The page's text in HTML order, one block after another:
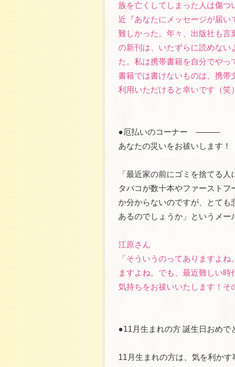
族を亡くしてしまった人は傷つ
近『あなたにメッセージが届い
難しかった。年々、出版社も言
の新刊は、いたずらに読めない
た。私は携帯書籍を自分でや
書籍では書けないものは、携帯
利用いただけると幸いです（笑
●厄払いのコーナー ―――
あなたの災いをお祓いします！
「最近家の前にゴミを捨てる
タバコが数十本やファースト
か分からないのですが、とても
あるのでしょうか」というメー
江原さん
「そういうのってありますよ
ますよね。でも、最近難しい
気持ちをお祓いいたします！そ
●11月生まれの方 誕生日お
11月生まれの方は、気を利かす